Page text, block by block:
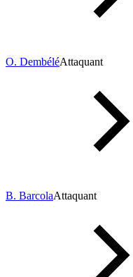
O. DembéléAttaquant
B. BarcolaAttaquant